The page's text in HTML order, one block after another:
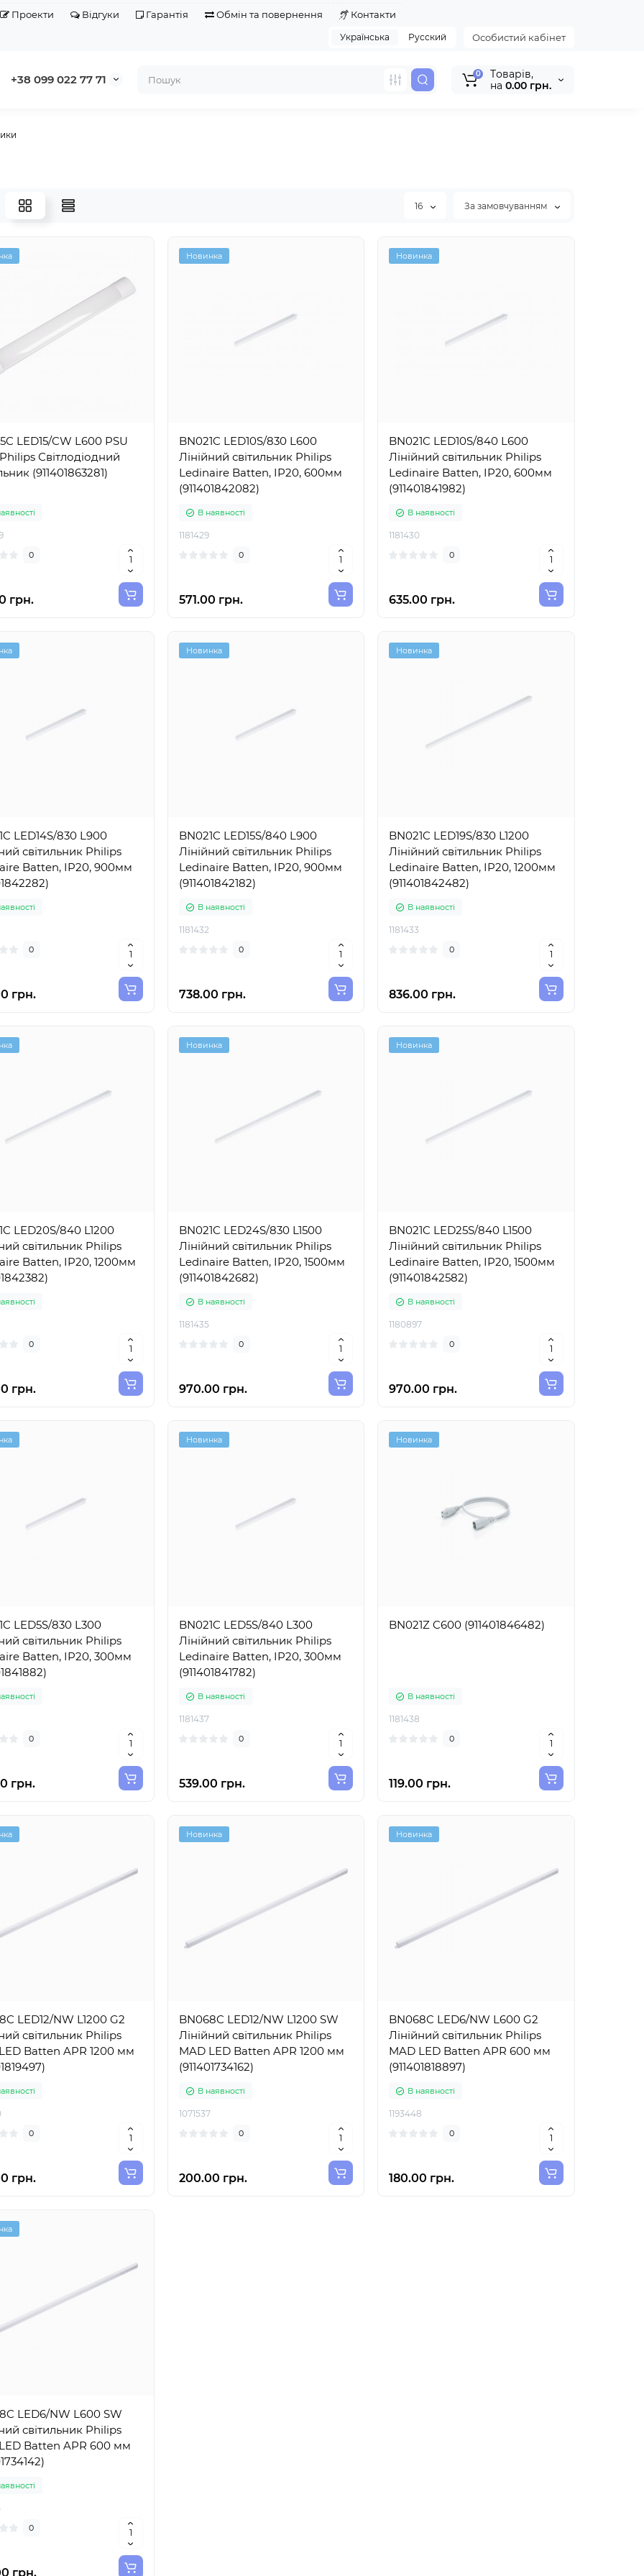
Проекти Відгуки Гарантія Обмін та повернення
Контакти
Особистий кабінет
Українська Русский
+38 099 022 77 71 0
Tоварів,
на 0.00 грн.
16 За замовчуванням
LED15/CW L600 PSU
Світлодіодний
(911401863281)
0
грн.
Новинка
BN021C LED10S/830 L600
Лінійний світильник Philips
Ledinaire Batten, IP20, 600мм
(911401842082)
В наявності
1181429
0
571.00 грн.
Новинка
BN021C LED10S/840 L600
Лінійний світильник Philips
Ledinaire Batten, IP20, 600мм
(911401841982)
В наявності
1181430
0
635.00 грн.
LED14S/830 L900
світильник Philips
Batten, IP20, 900мм
0
грн.
Новинка
BN021C LED15S/840 L900
Лінійний світильник Philips
Ledinaire Batten, IP20, 900мм
(911401842182)
В наявності
1181432
0
738.00 грн.
Новинка
BN021C LED19S/830 L1200
Лінійний світильник Philips
Ledinaire Batten, IP20, 1200мм
(911401842482)
В наявності
1181433
0
836.00 грн.
LED20S/840 L1200
світильник Philips
Batten, IP20, 1200мм
0
грн.
Новинка
BN021C LED24S/830 L1500
Лінійний світильник Philips
Ledinaire Batten, IP20, 1500мм
(911401842682)
В наявності
1181435
0
970.00 грн.
Новинка
BN021C LED25S/840 L1500
Лінійний світильник Philips
Ledinaire Batten, IP20, 1500мм
(911401842582)
В наявності
1180897
0
970.00 грн.
LED5S/830 L300
світильник Philips
Batten, IP20, 300мм
0
грн.
Новинка
BN021C LED5S/840 L300
Лінійний світильник Philips
Ledinaire Batten, IP20, 300мм
(911401841782)
В наявності
1181437
0
539.00 грн.
Новинка
BN021Z C600 (911401846482)
В наявності
1181438
0
119.00 грн.
LED12/NW L1200 G2
світильник Philips
Batten APR 1200 мм
0
грн.
Новинка
BN068C LED12/NW L1200 SW
Лінійний світильник Philips
MAD LED Batten APR 1200 мм
(911401734162)
В наявності
1071537
0
200.00 грн.
Новинка
BN068C LED6/NW L600 G2
Лінійний світильник Philips
MAD LED Batten APR 600 мм
(911401818897)
В наявності
1193448
0
180.00 грн.
LED6/NW L600 SW
світильник Philips
Batten APR 600 мм
0
грн.